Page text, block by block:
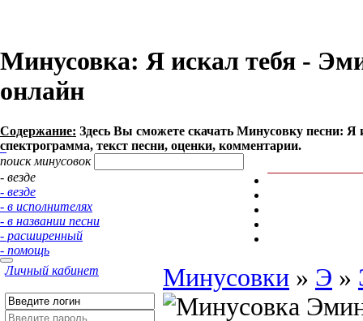
Минусовка: Я искал тебя -
онлайн
Содержание: Здесь Вы сможете cкачать Минусовку песни: Я
спектрограмма, текст песни, оценки, комментарии.
поиск минусовок
- везде
- везде
- в исполнителях
- в названии песни
- расширенный
- помощь
Личный кабинет
Минусовки » Э »